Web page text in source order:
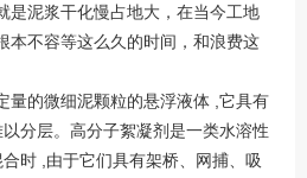
是泥浆干化慢占地大，在当今工地
本不容等这么久的时间，和浪费这
量的微细泥颗粒的悬浮液体 ,它具有
分层。高分子絮凝剂是一类水溶性
时 ,由于它们具有架桥、网捕、吸